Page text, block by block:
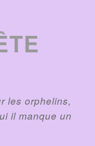
les orphelins,
il manque un